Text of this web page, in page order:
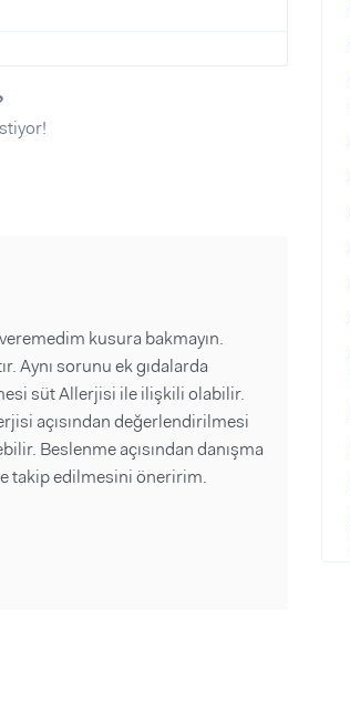
kusura bakmayın.
Aynı sorunu ek gıdalarda
süt Allerjisi ile ilişkili olabilir.
açısından değerlendirilmesi
Beslenme açısından danışma
takip edilmesini öneririm.